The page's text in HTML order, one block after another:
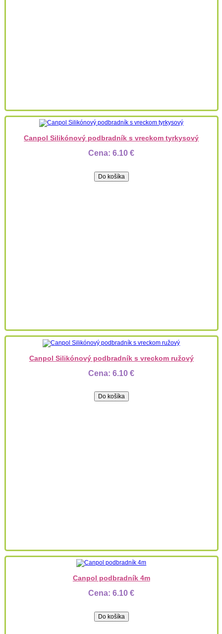
Canpol Silikónový podbradník s vreckom tyrkysový
Cena:6.10 €
Canpol Silikónový podbradník s vreckom ružový
Cena:6.10 €
Canpol podbradník 4m
Cena:6.10 €